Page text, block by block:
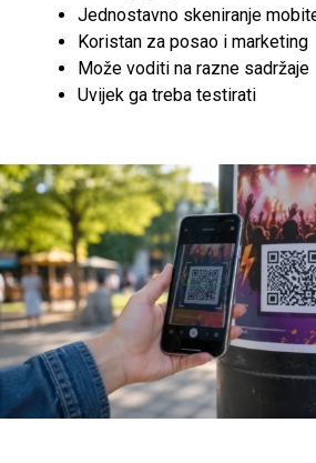
Jednostavno skeniranje
Koristan za posao i marketing
Može voditi na razne sadržaje
Uvijek ga treba testirati